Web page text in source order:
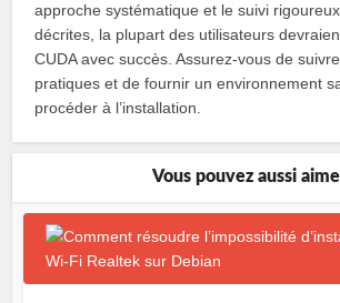
approche systématique et le suivi
décrites, la plupart des utilisateurs
CUDA avec succès. Assurez-vous de
pratiques et de fournir un environnement
procéder à l’installation.
Vous pouvez aussi